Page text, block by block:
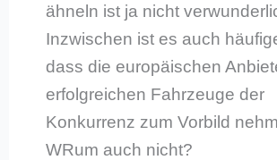
ähneln ist ja nicht
Inzwischen ist es auch
dass die europäischen
erfolgreichen Fahrzeuge der
Konkurrenz zum Vorbild
WRum auch nicht?